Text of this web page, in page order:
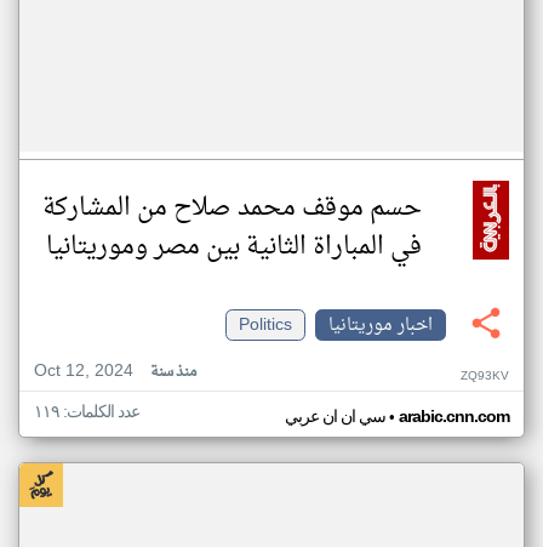
حسم موقف محمد صلاح من المشاركة
في المباراة الثانية بين مصر وموريتانيا
اخبار موريتانيا
Politics
Oct 12, 2024
منذ سنة ZQ93KV
سي ان ان عربي• arabic.cnn.com عدد الكلمات: ١١٩